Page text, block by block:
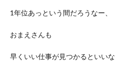
1年位あっという間だろうなー、
おまえさんも
早くいい仕事が見つかるといいな